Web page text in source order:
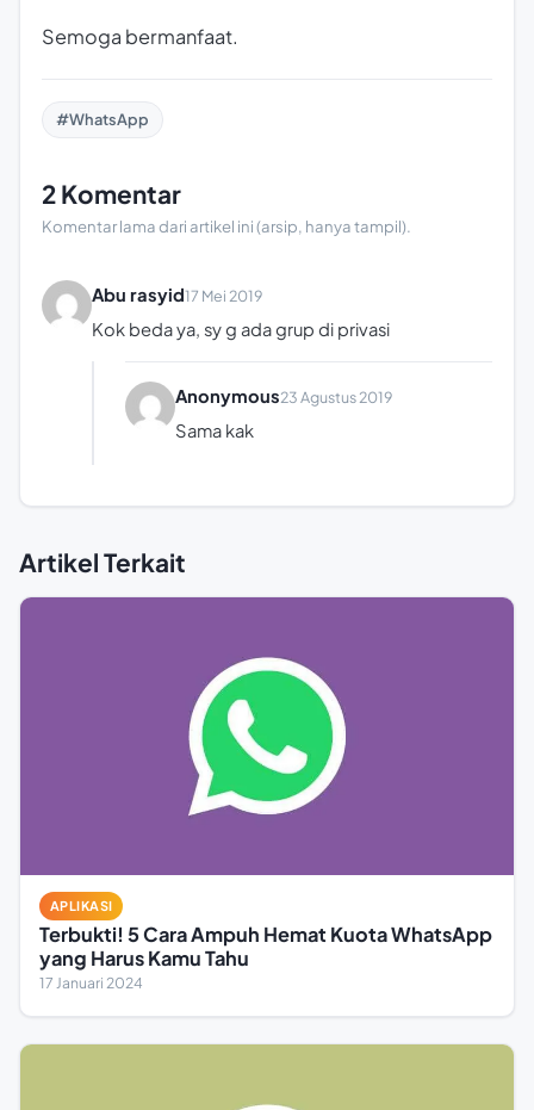
Semoga bermanfaat.
#WhatsApp
2 Komentar
Komentar lama dari artikel ini (arsip, hanya tampil).
Abu rasyid17 Mei 2019
Kok beda ya, sy g ada grup di privasi
Anonymous23 Agustus 2019
Sama kak
Artikel Terkait
APLIKASI
Terbukti! 5 Cara Ampuh Hemat Kuota WhatsApp
yang Harus Kamu Tahu
17 Januari 2024